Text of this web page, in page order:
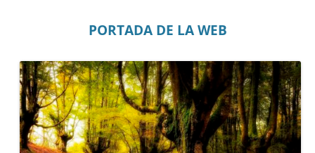
PORTADA DE LA WEB